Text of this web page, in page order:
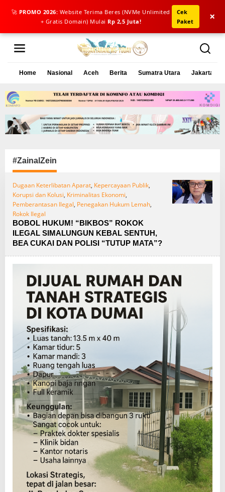
🚀 PROMO 2026: Website Terima Beres (NVMe Unlimited
+ Gratis Domain) Mulai Rp 2,5 Juta!
Cek
Paket
×
L
Home Nasional Aceh Berita Sumatra Utara Jakarta
#ZainalZein
Dugaan Keterlibatan Aparat, Kepercayaan Publik,
Korupsi dan Kolusi, Kriminalitas Ekonomi,
Pemberantasan Ilegal, Penegakan Hukum Lemah,
Rokok Ilegal
BOBOL HUKUM! “BIKBOS” ROKOK
ILEGAL SIMALUNGUN KEBAL SENTUH,
BEA CUKAI DAN POLISI “TUTUP MATA”?